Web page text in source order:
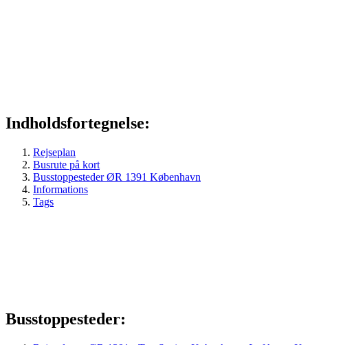
Indholdsfortegnelse:
Rejseplan
Busrute på kort
Busstoppesteder ØR 1391 København
Informations
Tags
Busstoppesteder: